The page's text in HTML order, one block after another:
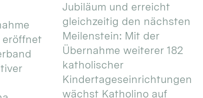
Jubiläum und erreicht
gleichzeitig den nächsten
Meilenstein: Mit der
Übernahme weiterer 182
katholischer
Kindertageseinrichtungen
wächst Katholino auf